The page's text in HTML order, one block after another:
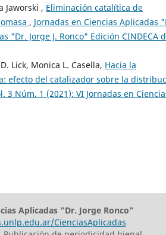
Jaworski , Eliminación catalítica de
, Jornadas en Ciencias Aplicadas
"Dr. Jorge J. Ronco" Edición CINDECA
Lick, Monica L. Casella, Hacia la
efecto del catalizador sobre la
3 Núm. 1 (2021): VI Jornadas en
Aplicadas "Dr. Jorge Ronco"
CienciasAplicadas